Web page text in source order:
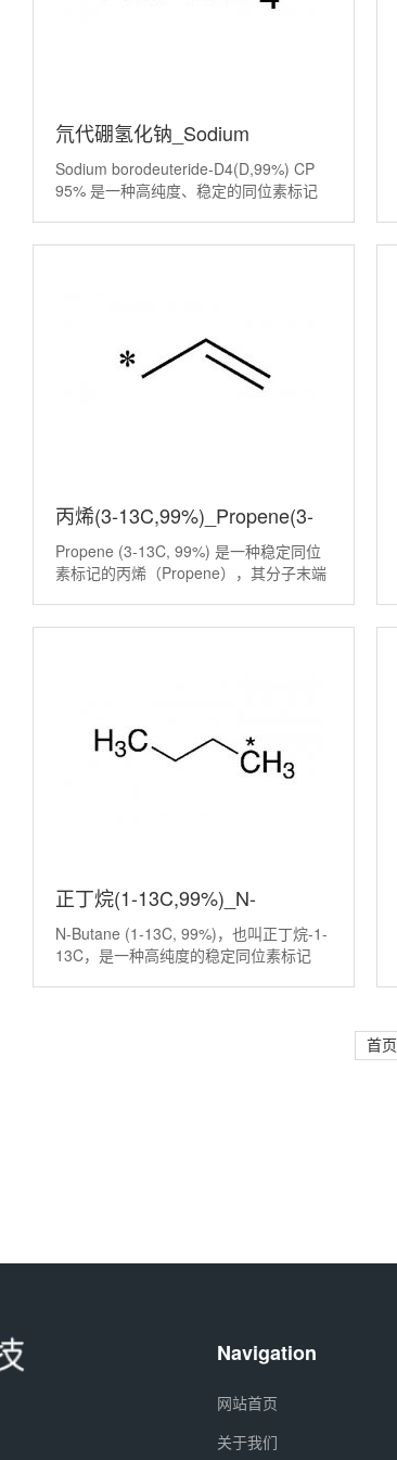
氘代硼氢化钠_Sodium
borodeuteride-D4(D,99%)CP
95%丨15681-89-7
Sodium borodeuteride-D4(D,99%) CP
95% 是一种高纯度、稳定的同位素标记
丙烯(3-13C,99%)_Propene(3-
13C,99%)丨89490-91-5
Propene (3-13C, 99%) 是一种稳定同位
素标记的丙烯（Propene），其分子末端
正丁烷(1-13C,99%)_N-
Butane(1-13C,99%)丨22612-
53-9
N-Butane (1-13C, 99%)，也叫正丁烷-1-
13C，是一种高纯度的稳定同位素标记
首页
Navigation
网站首页
关于我们